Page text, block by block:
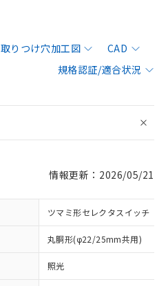
取りつけ穴加工図
CAD
規格認証/適合状況
情報更新：2026/05/21
ツマミ形セレクタスイッチ
丸胴形(φ22/25mm共用)
照光